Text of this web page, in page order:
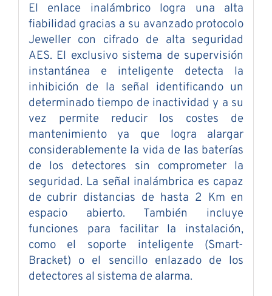
El enlace inalámbrico logra una alta
fiabilidad gracias a su avanzado protocolo
Jeweller con cifrado de alta seguridad
AES. El exclusivo sistema de supervisión
instantánea e inteligente detecta la
inhibición de la señal identificando un
determinado tiempo de inactividad y a su
vez permite reducir los costes de
mantenimiento ya que logra alargar
considerablemente la vida de las baterías
de los detectores sin comprometer la
seguridad. La señal inalámbrica es capaz
de cubrir distancias de hasta 2 Km en
espacio abierto. También incluye
funciones para facilitar la instalación,
como el soporte inteligente (Smart-
Bracket) o el sencillo enlazado de los
detectores al sistema de alarma.